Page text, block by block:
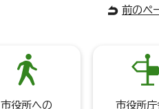
前のペ
市役所への
市役所庁